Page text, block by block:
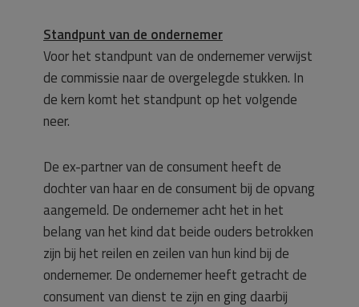
Standpunt van de ondernemer
Voor het standpunt van de ondernemer verwijst
de commissie naar de overgelegde stukken. In
de kern komt het standpunt op het volgende
neer.
De ex-partner van de consument heeft de
dochter van haar en de consument bij de opvang
aangemeld. De ondernemer acht het in het
belang van het kind dat beide ouders betrokken
zijn bij het reilen en zeilen van hun kind bij de
ondernemer. De ondernemer heeft getracht de
consument van dienst te zijn en ging daarbij